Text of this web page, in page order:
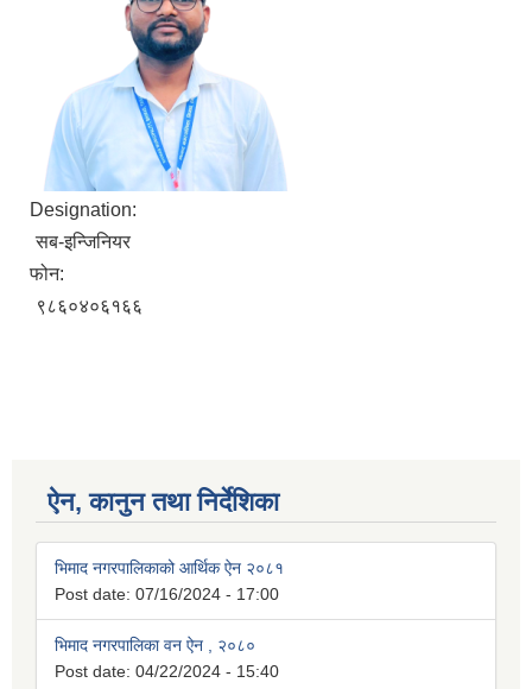
Designation:
सब-इन्जिनियर
फोन:
९८६०४०६१६६
ऐन, कानुन तथा निर्देशिका
भिमाद नगरपालिकाको आर्थिक ऐन २०८१
Post date: 07/16/2024 - 17:00
भिमाद नगरपालिका वन ऐन , २०८०
Post date: 04/22/2024 - 15:40